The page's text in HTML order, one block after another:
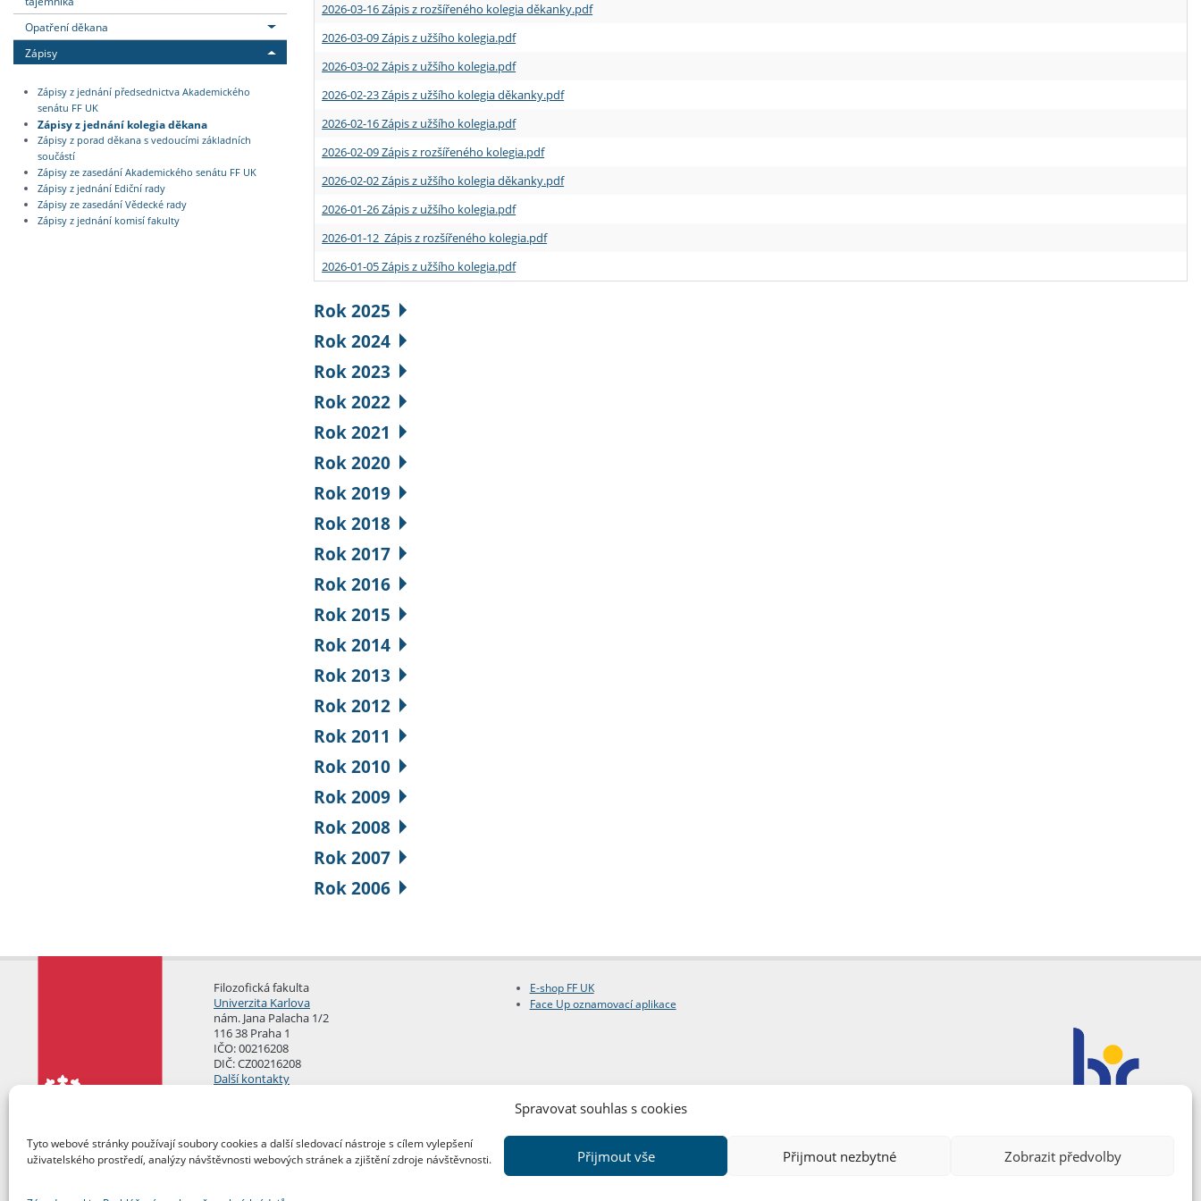
Spravovat souhlas s cookies
Tyto webové stránky používají soubory cookies a další sledovací nástroje s cílem vylepšení
uživatelského prostředí, analýzy návštěvnosti webových stránek a zjištění zdroje návštěvnosti.
Přijmout vše Přijmout nezbytné Zobrazit předvolby
Opatření děkana
Zápisy
Zápisy z jednání předsednictva Akademického
senátu FF UK
Zápisy z jednání kolegia děkana
Zápisy z porad děkana s vedoucími základních
součástí
Zápisy ze zasedání Akademického senátu FF UK
Zápisy z jednání Ediční rady
Zápisy ze zasedání Vědecké rady
Zápisy z jednání komisí fakulty
2026-03-16 Zápis z rozšířeného kolegia děkanky.pdf
2026-03-09 Zápis z užšího kolegia.pdf
2026-03-02 Zápis z užšího kolegia.pdf
2026-02-23 Zápis z užšího kolegia děkanky.pdf
2026-02-16 Zápis z užšího kolegia.pdf
2026-02-09 Zápis z rozšířeného kolegia.pdf
2026-02-02 Zápis z užšího kolegia děkanky.pdf
2026-01-26 Zápis z užšího kolegia.pdf
2026-01-12 Zápis z rozšířeného kolegia.pdf
2026-01-05 Zápis z užšího kolegia.pdf
Rok 2025
Rok 2024
Rok 2023
Rok 2022
Rok 2021
Rok 2020
Rok 2019
Rok 2018
Rok 2017
Rok 2016
Rok 2015
Rok 2014
Rok 2013
Rok 2012
Rok 2011
Rok 2010
Rok 2009
Rok 2008
Rok 2007
Rok 2006
Filozofická fakulta
Univerzita Karlova
nám. Jana Palacha 1/2
116 38 Praha 1
IČO: 00216208
DIČ: CZ00216208
Další kontakty
E-shop FF UK
Face Up oznamovací aplikace